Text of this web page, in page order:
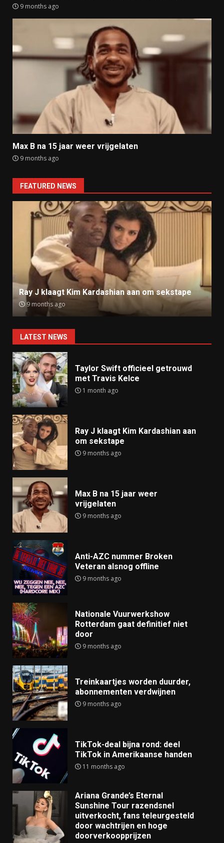
9 months ago
Max B na 15 jaar weer vrijgelaten
9 months ago
FEATURED NEWS
Ray J klaagt Kim Kardashian aan om sekstape
9 months ago
LATEST NEWS
Taylor Swift officieel getrouwd
met Travis Kelce
1 month ago
Ray J klaagt Kim Kardashian aan
om sekstape
9 months ago
Max B na 15 jaar weer
vrijgelaten
9 months ago
Anti-AZC nummer Broken
Veteran alsnog offline
9 months ago
Nationale Vuurwerkshow
Rotterdam gaat definitief niet
door
9 months ago
Treinkaartjes worden duurder,
abonnementen verdwijnen
9 months ago
TikTok-deal bijna rond: deel
TikTok in Amerikaanse handen
11 months ago
Ariana Grande’s Eternal
Sunshine Tour razendsnel
uitverkocht, fans teleurgesteld
door wachtrijen en hoge
doorverkoopprijzen